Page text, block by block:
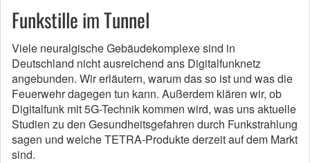
Funkstille im Tunnel
Viele neuralgische Gebäudekomplexe sind in
Deutschland nicht ausreichend ans Digitalfunknetz
angebunden. Wir erläutern, warum das so ist und was die
Feuerwehr dagegen tun kann. Außerdem klären wir, ob
Digitalfunk mit 5G-Technik kommen wird, was uns aktuelle
Studien zu den Gesundheitsgefahren durch Funkstrahlung
sagen und welche TETRA-Produkte derzeit auf dem Markt
sind.